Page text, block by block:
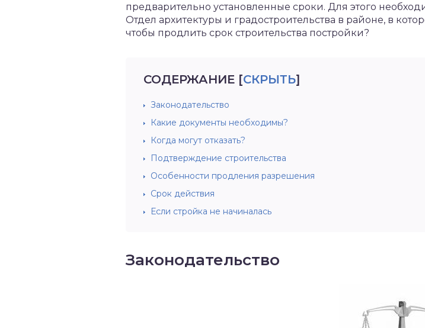
предварительно установленные сроки. Для этого
Отдел архитектуры и градостроительства в районе, в
чтобы продлить срок строительства постройки?
СОДЕРЖАНИЕ [СКРЫТЬ]
Законодательство
Какие документы необходимы?
Когда могут отказать?
Подтверждение строительства
Особенности продления разрешения
Срок действия
Если стройка не начиналась
Законодательство